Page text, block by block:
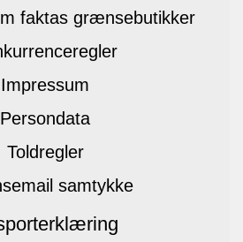
faktas grænsebutikker
Impressum
Persondata
Toldregler
samtykke